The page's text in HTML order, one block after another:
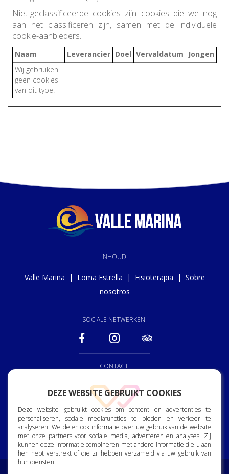
DEZE WEBSITE GEBRUIKT COOKIES
Deze website gebruikt cookies om content en advertenties te
personaliseren, sociale mediafuncties te bieden en verkeer te
analyseren. We delen ook informatie over uw gebruik van de website
met onze partners voor sociale media, adverteren en analyses. Zij
kunnen deze informatie combineren met andere informatie die u aan
hen hebt verstrekt of die zij hebben verzameld via uw gebruik van
hun diensten.
Niet-geclassificeerde cookies zijn cookies die we nog
aan het classificeren zijn, samen met de individuele
cookie-aanbieders.
Naam Leverancier Doel Vervaldatum
Jongen
Wij gebruiken
geen cookies
van dit type.
INHOUD:
Valle Marina | Loma Estrella | Fisioterapia | Sobre
nosotros
SOCIALE NETWERKEN:
CONTACT:
928 150 222
reception@vallemrina.es
Bjorn Lyng Street, 2. 35120
Arguineguin. Gran Canaria.